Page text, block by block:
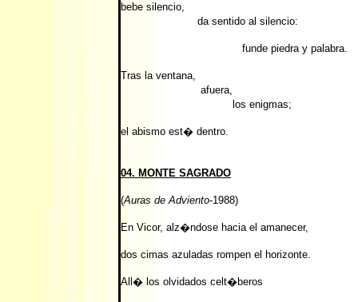
bebe silencio,
da sentido al silencio:
funde piedra y palabra.
Tras la ventana,
afuera,
los enigmas;
el abismo est� dentro.
04. MONTE SAGRADO
(Auras de Adviento-1988)
En Vicor, alz�ndose hacia el amanecer,
dos cimas azuladas rompen el horizonte.
All� los olvidados celt�beros